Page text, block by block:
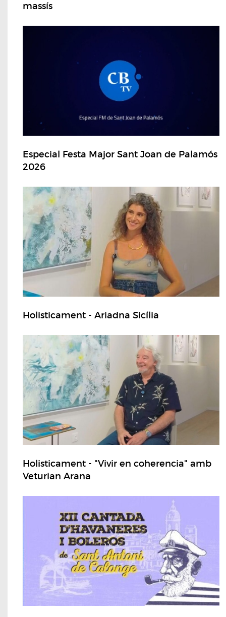
massís
Especial Festa Major Sant Joan de Palamós
2026
Holisticament - Ariadna Sicília
Holisticament - "Vivir en coherencia" amb
Veturian Arana